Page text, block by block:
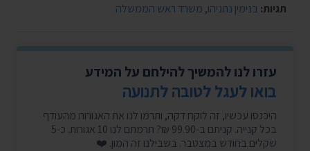
תגיות: בנימין נתניהו, משרד ראש הממשלה
עזרו לנו להמשיך להילחם על המידע
בואו לעגל לטובה לתנועה
היכנסו עכשיו, זה לוקח דקה, ותרמו לנו את האגורות מהעודף
בכל קנייה. קניתם ב-99.90 ₪? תרמתם לנו 10 אגורות. כ-5
שקלים בחודש במצטבר. בשבילנו זה המון. ❤️